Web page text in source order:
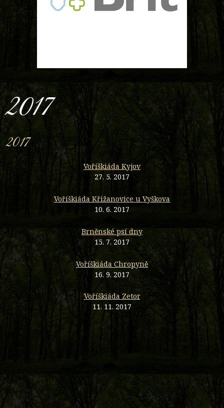
2017
2017
Voříškiáda Kyjov
27. 5. 2017
Voříškiáda Křižanovice u Vyškova
10. 6. 2017
Brněnské psí dny
15. 7. 2017
Voříškiáda Chropyně
16. 9. 2017
Voříškiáda Zetor
11. 11. 2017